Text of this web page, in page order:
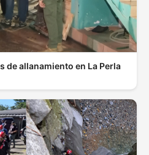
de allanamiento en La Perla